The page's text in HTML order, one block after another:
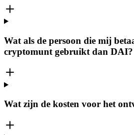
Wat als de persoon die mij
cryptomunt gebruikt dan DAI?
Wat zijn de kosten voor het